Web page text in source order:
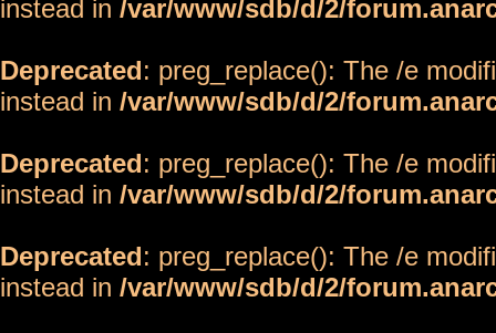
instead in /var/www/sdb/d/2/
Deprecated: preg_replace(): The /e
instead in /var/www/sdb/d/2/
Deprecated: preg_replace(): The /e
instead in /var/www/sdb/d/2/
Deprecated: preg_replace(): The /e
instead in /var/www/sdb/d/2/